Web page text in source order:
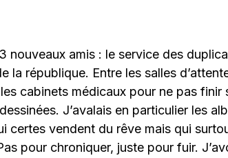
nouveaux amis : le service des
la république. Entre les salles
cabinets médicaux pour ne pas finir
J’avalais en particulier les
certes vendent du rêve mais qui
pour chroniquer, juste pour fuir.